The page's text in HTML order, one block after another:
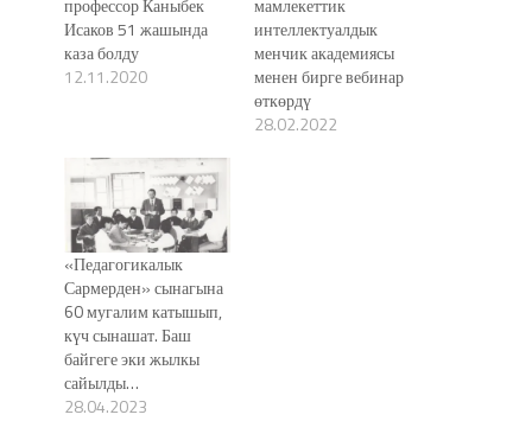
профессор Каныбек
Исаков 51 жашында
каза болду
12.11.2020
мамлекеттик
интеллектуалдык
менчик академиясы
менен бирге вебинар
өткөрдү
28.02.2022
«Педагогикалык
Сармерден» сынагына
60 мугалим катышып,
күч сынашат. Баш
байгеге эки жылкы
сайылды…
28.04.2023